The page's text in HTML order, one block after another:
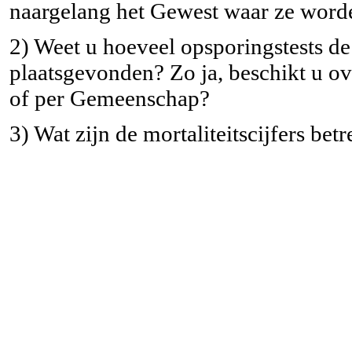
naargelang het Gewest waar ze
2) Weet u hoeveel opsporingstests
plaatsgevonden? Zo ja, beschikt u
of per Gemeenschap?
3) Wat zijn de mortaliteitscijfers